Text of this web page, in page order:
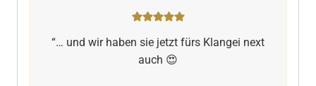
“… und wir haben sie jetzt fürs Klangei next
auch 😍